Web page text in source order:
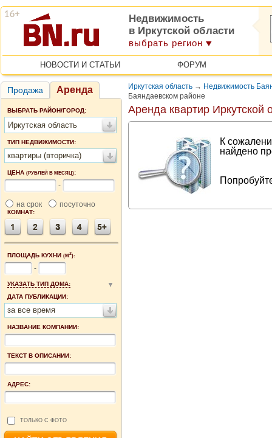
Недвижимость
в Иркутской области
выбрать регион
НОВОСТИ И СТАТЬИ ФОРУМ
Продажа Аренда
ВЫБРАТЬ РАЙОН/ГОРОД:
Иркутская область
ТИП НЕДВИЖИМОСТИ:
квартиры (вторичка)
ЦЕНА (РУБЛЕЙ В МЕСЯЦ):
-
на срок посуточно
КОМНАТ:
ПЛОЩАДЬ КУХНИ (М2):
-
УКАЗАТЬ ТИП ДОМА:
ДАТА ПУБЛИКАЦИИ:
за все время
НАЗВАНИЕ КОМПАНИИ:
ТЕКСТ В ОПИСАНИИ:
АДРЕС:
ТОЛЬКО С ФОТО
Иркутская область → Недвижимость
Баяндаевском районе
Аренда квартир Иркутской
К
найдено